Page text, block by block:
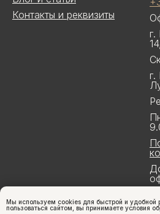
Мы используем cookies для быстрой и удобной
пользоваться сайтом, вы принимаете условия
Контакты и реквизиты
г.